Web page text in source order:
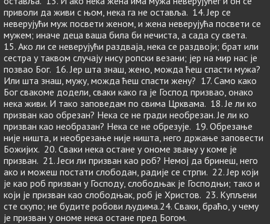
приволи да живи с њом, нека га не оставља. 14. Јер се
неверујући муж посвети женом, и жена неверујућа посвети се
мужем; иначе деца ваша била би нечиста, а сада су света.
15. Ако ли се неверујући раздваја, нека се раздвоји; брат или
сестра у таквом случају нису ропски везани; јер на мир нас је
позвао Бог. 16. Јер шта знаш, жено, можда ћеш спасти мужа?
Или шта знаш, мужу, можда ћеш спасти жену? 17. Само како
Бог свакоме додели, сваки како га је Господ призвао, онако
нека живи. И тако заповедам по свима Црквама. 18. Је ли ко
призван као обрезан? Нека се не гради необрезан. Је ли ко
призван као необразан? Нека се не обрезује. 19. Обрезање
није ништа, и необрезање није ништа, него држање заповести
Божијих. 20. Сваки нека остане у ономе звању у коме је
призван. 21. Јеси ли призван као роб? Немој да бринеш, него
ако и можеш постати слободан, радије се стрпи. 22. Јер који
је као роб призван у Господу, слободњак је Господњи; тако и
који је призван као слободњак, роб је Христов. 23. Купљени
сте скупо; не будите робови људима.24. Сваки, браћо, у чему
је призван у ономе нека остане пред Богом.